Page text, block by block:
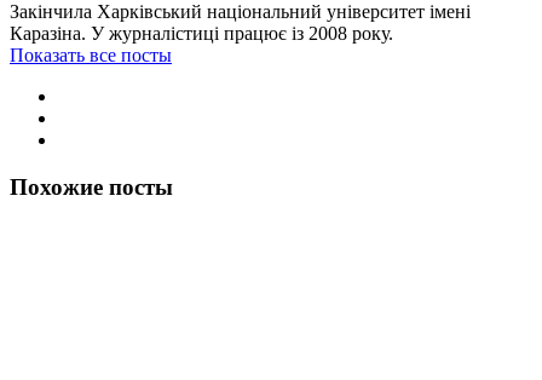
Закінчила Харківський національний університет імені
Каразіна. У журналістиці працює із 2008 року.
Показать все посты
Похожие посты